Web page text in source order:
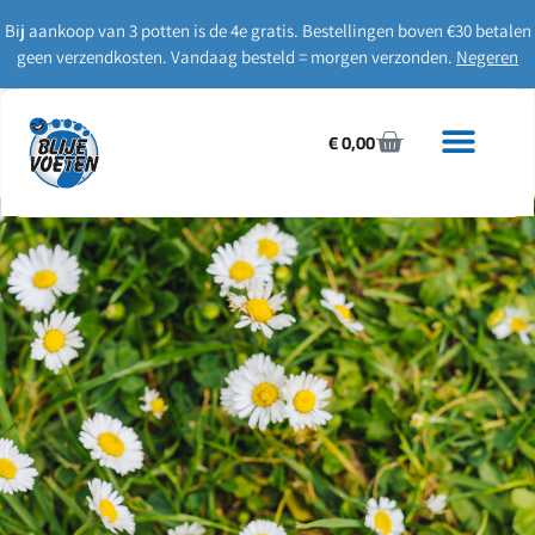
Bij aankoop van 3 potten is de 4e gratis. Bestellingen boven €30 betalen
geen verzendkosten. Vandaag besteld = morgen verzonden. Negeren
€0,00